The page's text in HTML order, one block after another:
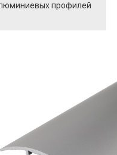
профилей